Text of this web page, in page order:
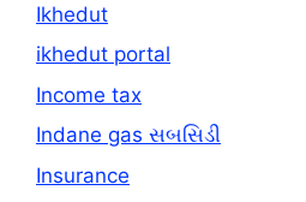
Ikhedut
ikhedut portal
Income tax
Indane gas સબસિડી
Insurance